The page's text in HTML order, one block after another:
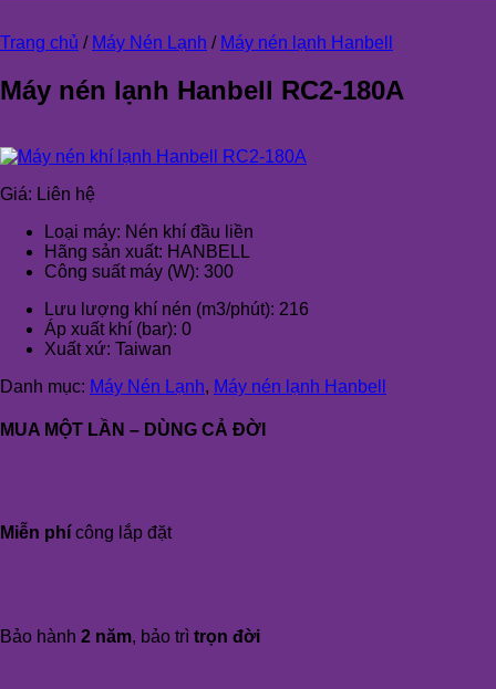
Trang chủ / Máy Nén Lạnh / Máy nén lạnh Hanbell
Máy nén lạnh Hanbell RC2-180A
Giá: Liên hệ
Loại máy: Nén khí đầu liền
Hãng sản xuất: HANBELL
Công suất máy (W): 300
Lưu lượng khí nén (m3/phút): 216
Áp xuất khí (bar): 0
Xuất xứ: Taiwan
Danh mục: Máy Nén Lạnh, Máy nén lạnh Hanbell
MUA MỘT LẦN – DÙNG CẢ ĐỜI
Miễn phí công lắp đặt
Bảo hành 2 năm, bảo trì trọn đời